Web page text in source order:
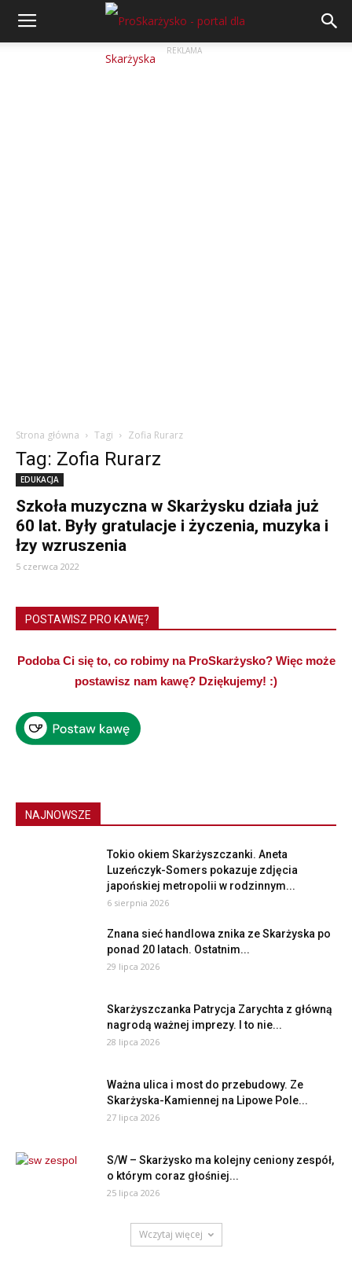
REKLAMA
Strona główna Tagi Zofia Rurarz
Tag: Zofia Rurarz
EDUKACJA
Szkoła muzyczna w Skarżysku działa już
60 lat. Były gratulacje i życzenia, muzyka i
łzy wzruszenia
5 czerwca 2022
POSTAWISZ PRO KAWĘ?
Podoba Ci się to, co robimy na ProSkarżysko? Więc może
postawisz nam kawę? Dziękujemy! :)
NAJNOWSZE
Tokio okiem Skarżyszczanki. Aneta
Luzeńczyk-Somers pokazuje zdjęcia
japońskiej metropolii w rodzinnym...
6 sierpnia 2026
Znana sieć handlowa znika ze Skarżyska po
ponad 20 latach. Ostatnim...
29 lipca 2026
Skarżyszczanka Patrycja Zarychta z główną
nagrodą ważnej imprezy. I to nie...
28 lipca 2026
Ważna ulica i most do przebudowy. Ze
Skarżyska-Kamiennej na Lipowe Pole...
27 lipca 2026
S/W – Skarżysko ma kolejny ceniony zespół,
o którym coraz głośniej...
25 lipca 2026
Wczytaj więcej